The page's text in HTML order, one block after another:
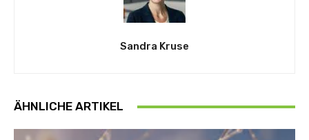
Sandra Kruse
ÄHNLICHE ARTIKEL